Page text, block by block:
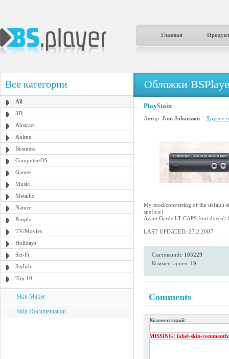
Главная
Все категории
All
3D
Abstract
Anime
Business
Computer/OS
Games
Music
Metallic
Nature
People
TV/Movies
Holidays
Sci-Fi
Stylish
Top 10
Skin Maker
Skin Documentation
Обложки
PlayStain
Автор: Joni Johansson Другие
My mod/converting of the default
speficic)
Avant Garde LT CAPS font doesn't
LAST UPDATED: 27.2.2007
Скачиваний: 103229
Комментариев: 19
Comments
Комментарий:
MISSING: label-skin-